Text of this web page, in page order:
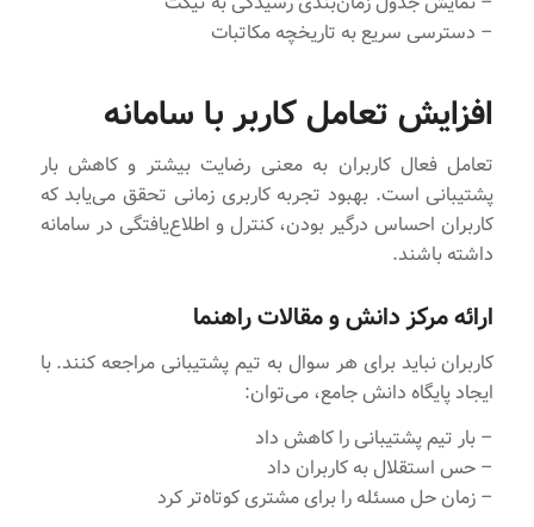
– دسترسی سریع به تاریخچه مکاتبات
افزایش تعامل کاربر با سامانه
تعامل فعال کاربران به معنی رضایت بیشتر و کاهش بار
پشتیبانی است. بهبود تجربه کاربری زمانی تحقق می‌یابد که
کاربران احساس درگیر بودن، کنترل و اطلاع‌یافتگی در سامانه
داشته باشند.
ارائه مرکز دانش و مقالات راهنما
کاربران نباید برای هر سوال به تیم پشتیبانی مراجعه کنند. با
ایجاد پایگاه دانش جامع، می‌توان:
– بار تیم پشتیبانی را کاهش داد
– حس استقلال به کاربران داد
– زمان حل مسئله را برای مشتری کوتاه‌تر کرد